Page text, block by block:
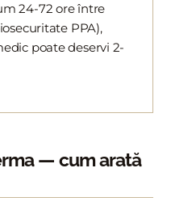
24-72 ore între
PPA),
poate deservi 2-
— cum arată